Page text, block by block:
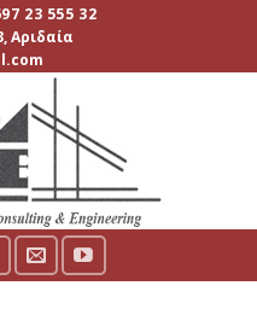
23 555 32
Αριδαία